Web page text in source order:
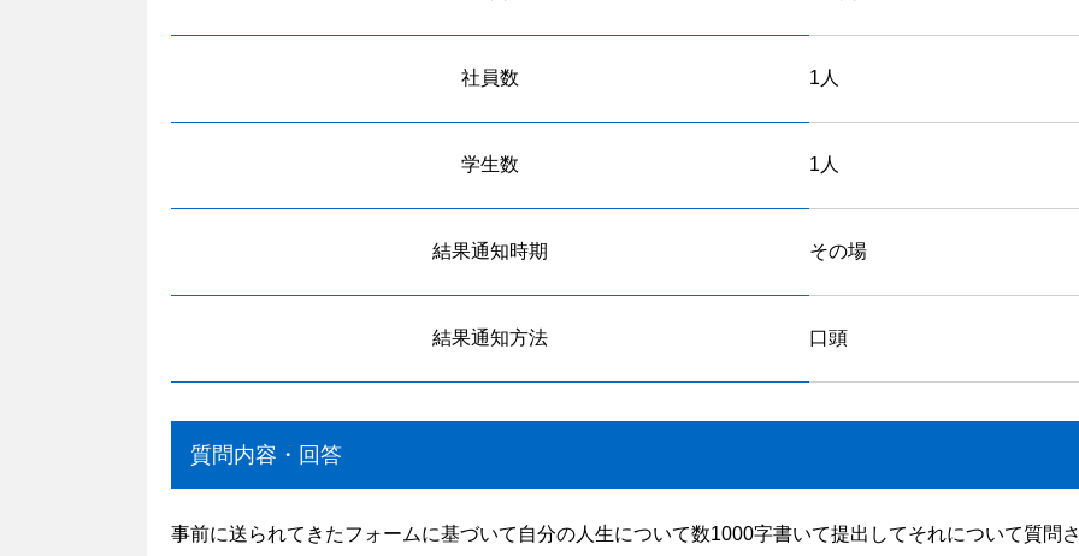
社員数 1人
学生数 1人
結果通知時期 その場
結果通知方法 口頭
質問内容・回答
事前に送られてきたフォームに基づいて自分の人生について数1000字書いて提出してそれについて質問さ